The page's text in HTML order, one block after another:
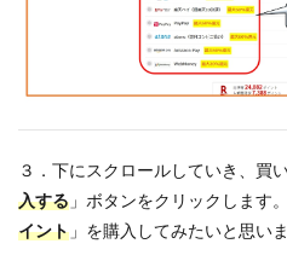
３．下にスクロールしていき、買
入する 」ボタンをクリックします
イント 」を購入してみたいと思いま